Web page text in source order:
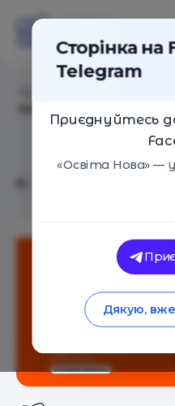
Сторінка на
Telegram
Приєднуйтесь
«Освіта Нова» —
Дякую,